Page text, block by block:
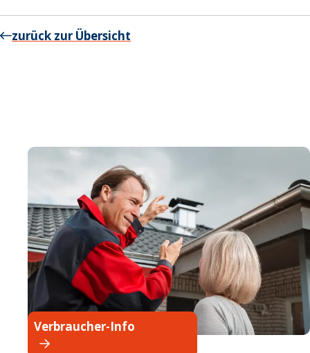
zurück zur Übersicht
Verbraucher-Info